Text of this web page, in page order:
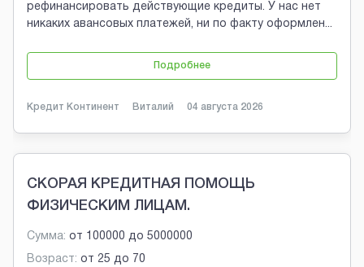
рефинансировать действующие кредиты. У нас нет
никаких авансовых платежей, ни по факту оформлен...
Подробнее
Кредит Континент Виталий 04 августа 2026
СКОРАЯ КРЕДИТНАЯ ПОМОЩЬ
ФИЗИЧЕСКИМ ЛИЦАМ.
Сумма: от 100000 до 5000000
Возраст: от 25 до 70